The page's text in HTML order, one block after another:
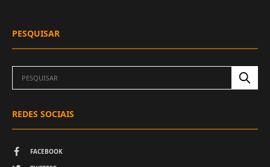
PESQUISAR
REDES SOCIAIS
FACEBOOK